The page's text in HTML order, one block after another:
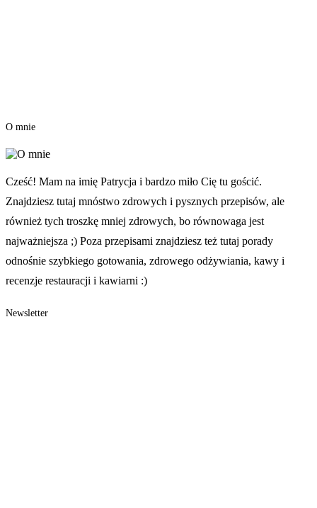
O mnie
Cześć! Mam na imię Patrycja i bardzo miło Cię tu gościć.
Znajdziesz tutaj mnóstwo zdrowych i pysznych przepisów, ale
również tych troszkę mniej zdrowych, bo równowaga jest
najważniejsza ;) Poza przepisami znajdziesz też tutaj porady
odnośnie szybkiego gotowania, zdrowego odżywiania, kawy i
recenzje restauracji i kawiarni :)
Newsletter